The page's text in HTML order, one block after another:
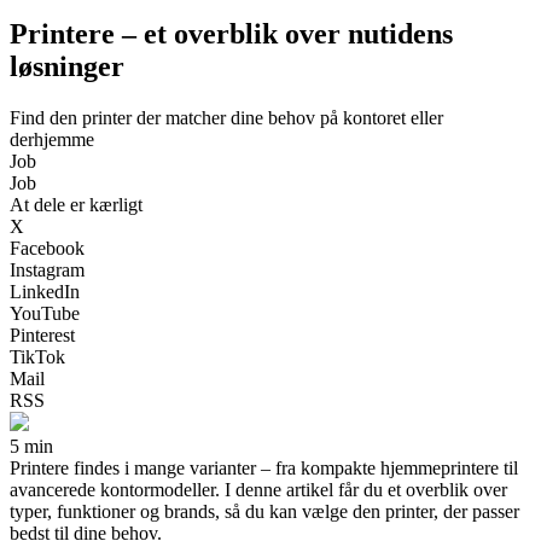
Printere – et overblik over nutidens
løsninger
Find den printer der matcher dine behov på kontoret eller
derhjemme
Job
Job
At dele er kærligt
X
Facebook
Instagram
LinkedIn
YouTube
Pinterest
TikTok
Mail
RSS
5 min
Printere findes i mange varianter – fra kompakte hjemmeprintere til
avancerede kontormodeller. I denne artikel får du et overblik over
typer, funktioner og brands, så du kan vælge den printer, der passer
bedst til dine behov.